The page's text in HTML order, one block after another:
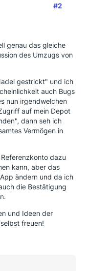
#2
genau das gleiche
des Umzugs von
gestrickt" und ich
auch Bugs
nun irgendwelchen
auf mein Depot
dann seh ich
Vermögen in
dazu
kann, aber das
ändern und da ich
die Bestätigung
und Ideen der
freuen!